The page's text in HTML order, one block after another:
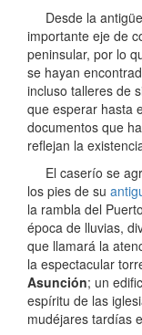
Desde la
importante eje de
peninsular, por lo
se hayan
incluso talleres de
que esperar hasta
documentos que
reflejan la
El caserío se
los pies de su
la rambla del
época de lluvias,
que llamará la
la espectacular
Asunción; un
espíritu de las
mudéjares tardías